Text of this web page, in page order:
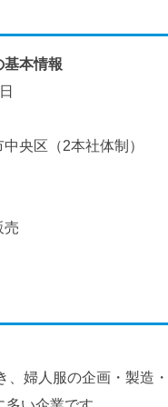
基本情報
央区（2本社体制）
売
婦人服の企画・製造